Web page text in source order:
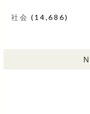
社会 (14,686)